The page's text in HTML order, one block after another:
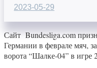
2023-05-29
Сайт Bundesliga.com
Германии в феврале мяч,
ворота “Шалке-04” в игре